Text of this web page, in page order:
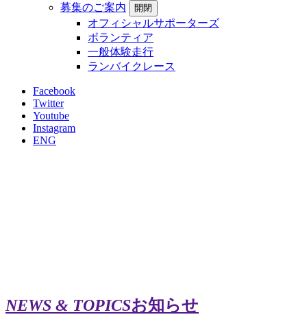
募集のご案内
開閉
オフィシャルサポーターズ
ボランティア
一般体験走行
ランバイクレース
Facebook
Twitter
Youtube
Instagram
ENG
NEWS & TOPICSお知らせ